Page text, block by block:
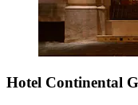
Hotel Continental